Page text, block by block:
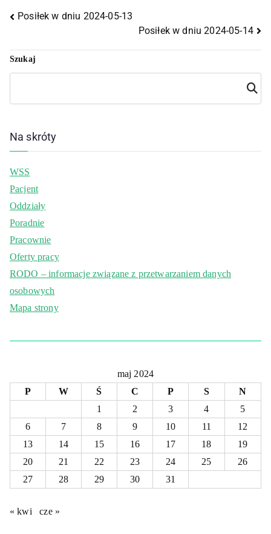
Posiłek w dniu 2024-05-13
Posiłek w dniu 2024-05-14
Szukaj
Szuka
j
Na skróty
WSS
Pacjent
Oddziały
Poradnie
Pracownie
Oferty pracy
RODO – informacje związane z przetwarzaniem danych
osobowych
Mapa strony
maj 2024
P
W Ś C P S
N
1
2 3 4
5
6
7 8 9 10 11
12
13
14 15 16 17 18
19
20
21 22 23 24 25
26
27
28 29 30 31
« kwi cze »